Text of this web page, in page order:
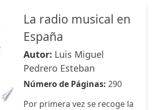
La radio musical en
España
Autor: Luis Miguel
Pedrero Esteban
Número de Páginas: 290
Por primera vez se recoge la